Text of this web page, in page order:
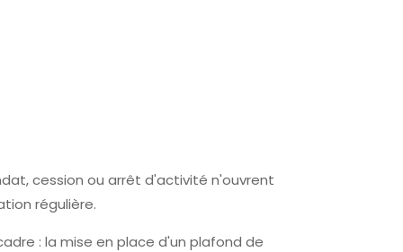
cession ou arrêt d'activité n'ouvrent
régulière.
: la mise en place d'un plafond de